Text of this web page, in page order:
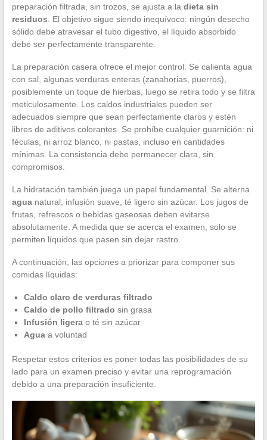
preparación filtrada, sin trozos, se ajusta a la dieta sin
residuos . El objetivo sigue siendo inequívoco: ningún desecho
sólido debe atravesar el tubo digestivo, el líquido absorbido
debe ser perfectamente transparente.
La preparación casera ofrece el mejor control. Se calienta agua
con sal, algunas verduras enteras (zanahorias, puerros),
posiblemente un toque de hierbas, luego se retira todo y se filtra
meticulosamente. Los caldos industriales pueden ser
adecuados siempre que sean perfectamente claros y estén
libres de aditivos colorantes. Se prohíbe cualquier guarnición: ni
féculas, ni arroz blanco, ni pastas, incluso en cantidades
mínimas. La consistencia debe permanecer clara, sin
compromisos.
La hidratación también juega un papel fundamental. Se alterna
aguanatural, infusión suave, té ligero sin azúcar. Los jugos de
frutas, refrescos o bebidas gaseosas deben evitarse
absolutamente. A medida que se acerca el examen, solo se
permiten líquidos que pasen sin dejar rastro.
A continuación, las opciones a priorizar para componer sus
comidas líquidas:
Caldo claro de verduras filtrado
Caldo de pollo filtrado sin grasa
Infusión ligerao té sin azúcar
Aguaa voluntad
Respetar estos criterios es poner todas las posibilidades de su
lado para un examen preciso y evitar una reprogramación
debido a una preparación insuficiente.